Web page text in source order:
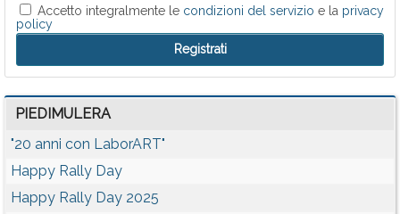
Accetto integralmente le condizioni del servizio e la privacy
policy
PIEDIMULERA
"20 anni con LaborART"
Happy Rally Day
Happy Rally Day 2025